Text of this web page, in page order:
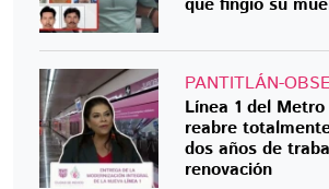
PANTITLÁN-
Línea 1 del
reabre
dos años de
renovación